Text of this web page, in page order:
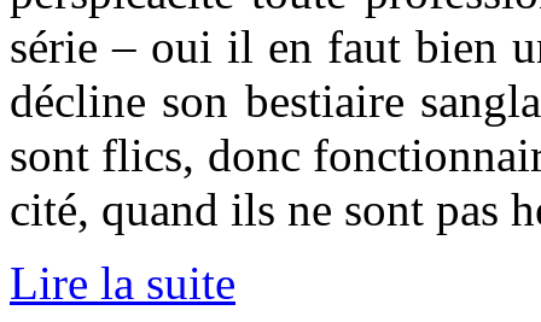
série – oui il en faut bien
décline son bestiaire
sont flics, donc
cité, quand ils ne sont pas
Lire la suite